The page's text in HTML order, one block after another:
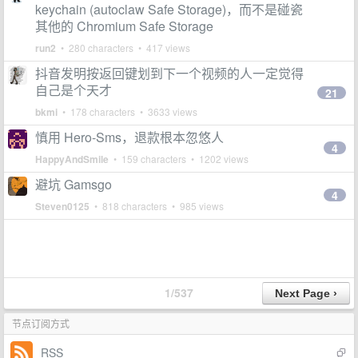
keychain (autoclaw Safe Storage)，而不是碰瓷
其他的 Chromium Safe Storage
run2 • 280 characters • 417 views
抖音发明按返回键划到下一个视频的人一定觉得
自己是个天才
bkmi • 178 characters • 3633 views
21
慎用 Hero-Sms，退款根本忽悠人
HappyAndSmile • 159 characters • 1202 views
4
避坑 Gamsgo
Steven0125 • 818 characters • 985 views
4
1/537
节点订阅方式
RSS